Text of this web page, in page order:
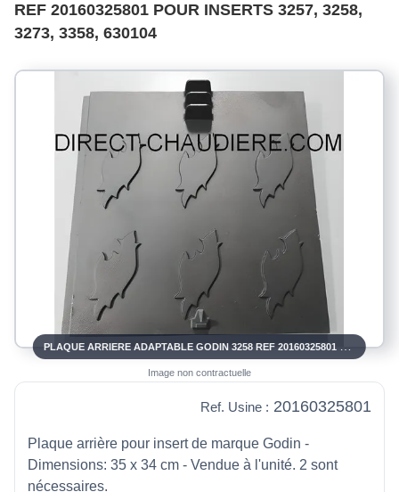
REF 20160325801 POUR INSERTS 3257, 3258,
3273, 3358, 630104
Image non contractuelle
Ref. Usine : 20160325801
Plaque arrière pour insert de marque Godin -
Dimensions: 35 x 34 cm - Vendue à l'unité. 2 sont
nécessaires.